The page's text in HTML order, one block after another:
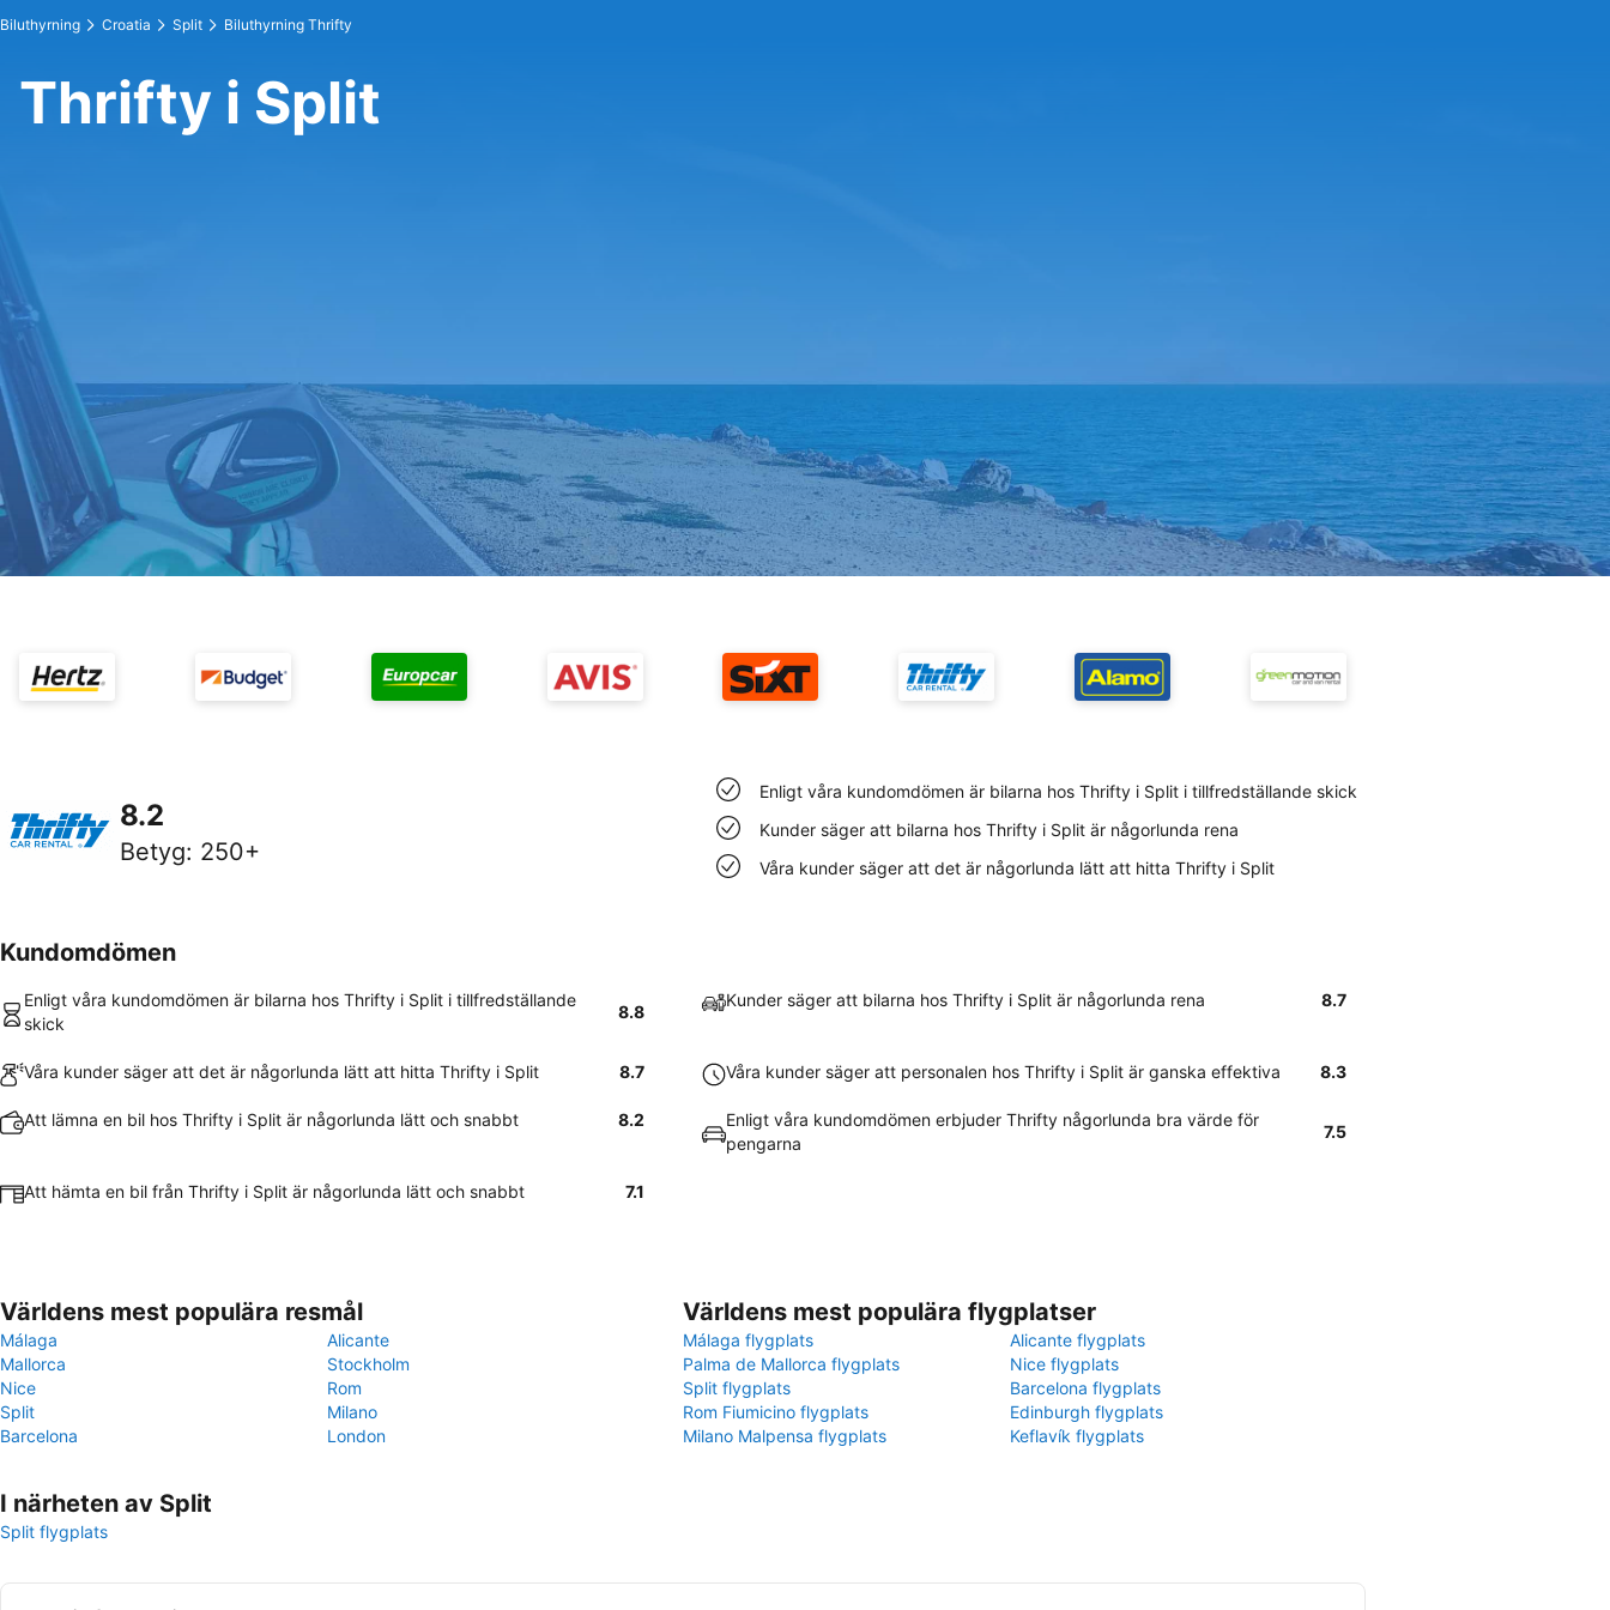
Biluthyrning Croatia Split Biluthyrning Thrifty
Thrifty i Split
8.2
Betyg: 250+
Enligt våra kundomdömen är bilarna hos Thrifty i Split i tillfredställande skick
Kunder säger att bilarna hos Thrifty i Split är någorlunda rena
Våra kunder säger att det är någorlunda lätt att hitta Thrifty i Split
Kundomdömen
Enligt våra kundomdömen är bilarna hos Thrifty i Split i tillfredställande
skick
8.8
Kunder säger att bilarna hos Thrifty i Split är någorlunda rena 8.7
Våra kunder säger att det är någorlunda lätt att hitta Thrifty i Split 8.7 Våra kunder säger att personalen hos Thrifty i Split är ganska effektiva 8.3
Att lämna en bil hos Thrifty i Split är någorlunda lätt och snabbt 8.2
Enligt våra kundomdömen erbjuder Thrifty någorlunda bra värde för
pengarna
7.5
Att hämta en bil från Thrifty i Split är någorlunda lätt och snabbt 7.1
Världens mest populära resmål
Málaga
Alicante
Mallorca
Stockholm
Nice
Rom
Split
Milano
Barcelona
London
Världens mest populära flygplatser
Málaga flygplats
Alicante flygplats
Palma de Mallorca flygplats
Nice flygplats
Split flygplats
Barcelona flygplats
Rom Fiumicino flygplats
Edinburgh flygplats
Milano Malpensa flygplats
Keflavík flygplats
I närheten av Split
Split flygplats